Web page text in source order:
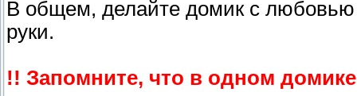
В общем, делайте домик с любовью
руки.
!! Запомните, что в одном